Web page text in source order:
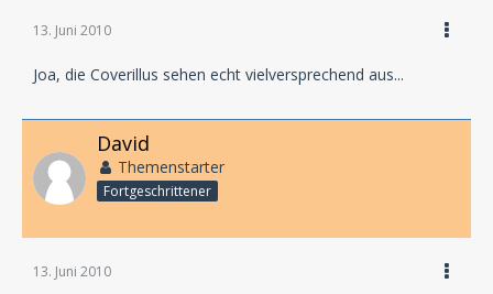
13. Juni 2010
Joa, die Coverillus sehen echt vielversprechend aus...
David
Themenstarter
Fortgeschrittener
13. Juni 2010